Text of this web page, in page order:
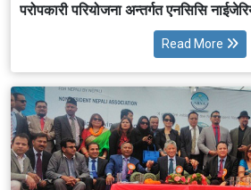
परोपकारी परियोजना अन्तर्गत एनसिसि
Read More